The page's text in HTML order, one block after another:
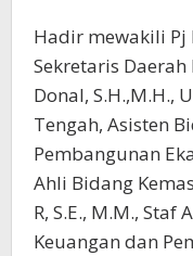
Hadir mewakili Pj
Sekretaris
Donal, S.H.,M.H.,
Tengah, Asisten
Pembangunan
Ahli Bidang
R, S.E., M.M.,
Keuangan dan